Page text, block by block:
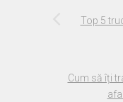
Top 5
Cum să îți